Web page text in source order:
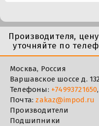
Производителя,
уточняйте по
Москва, Россия
Варшавское шоссе д.
Телефоны: +74993721650,
Почта:zakaz@impod.ru
Производители
Подшипники